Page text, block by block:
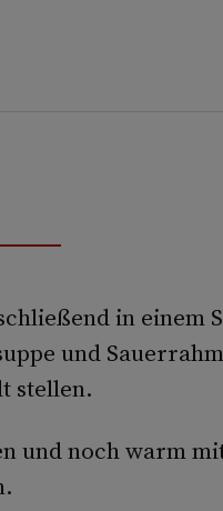
in einem
und
stellen.
und noch warm